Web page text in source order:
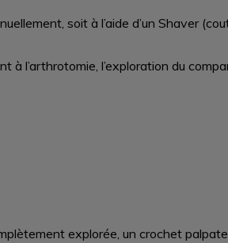
soit à l’aide d’un Shaver
l’arthrotomie, l’exploration du
explorée, un crochet